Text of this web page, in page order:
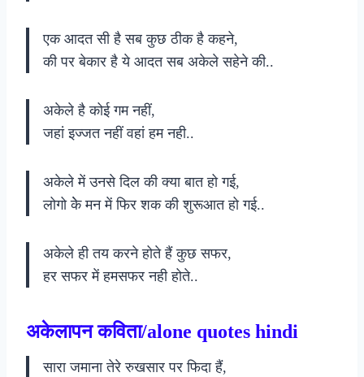
एक आदत सी है सब कुछ ठीक है कहने,
की पर बेकार है ये आदत सब अकेले सहेने की..
अकेले है कोई गम नहीं,
जहां इज्जत नहीं वहां हम नही..
अकेले में उनसे दिल की क्या बात हो गई,
लोगो केे मन में फिर शक की शुरूआत हो गई..
अकेले ही तय करने होते हैं कुछ सफर,
हर सफर में हमसफर नही होते..
अकेलापन कविता/alone quotes hindi
सारा जमाना तेरे रुखसार पर फिदा हैं,